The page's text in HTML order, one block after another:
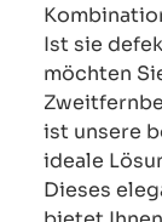
Ist sie
möchten
ist unsere
ideale
Dieses